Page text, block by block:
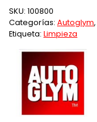
SKU: 100800
Categorías: Autoglym,
Etiqueta: Limpieza